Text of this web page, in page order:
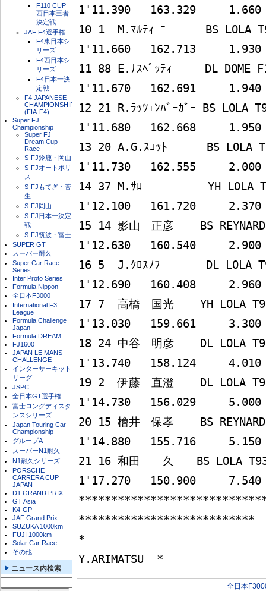
F110 CUP
西日本王者
決定戦
JAF F4選手権
F4東日本シ
リーズ
F4西日本シ
リーズ
F4日本一決
定戦
F4 JAPANESE
CHAMPIONSHIP
(FIA-F4)
Super FJ
Championship
Super FJ
Dream Cup
Race
S-FJ鈴鹿・岡山
S-FJオートポリ
ス
S-FJもてぎ・菅
生
S-FJ岡山
S-FJ日本一決定
戦
S-FJ筑波・富士
SUPER GT
スーパー耐久
Super Car Race
Series
Inter Proto Series
Formula Nippon
全日本F3000
International F3
League
Formula Challenge
Japan
Formula DREAM
FJ1600
JAPAN LE MANS
CHALLENGE
インターサーキット
リーグ
JSPC
全日本GT選手権
富士ロングディスタ
ンスシリーズ
Japan Touring Car
Championship
グループA
スーパーN1耐久
N1耐久シリーズ
PORSCHE
CARRERA CUP
JAPAN
D1 GRAND PRIX
GT Asia
K4-GP
JAF Grand Prix
SUZUKA 1000km
FUJI 1000km
Solar Car Race
その他
ニュース内検索
1'11.390   163.329     1.660
10 1  M.ﾏﾙﾃｨｰﾆ      BS LOLA
1'11.660   162.713     1.930
11 88 E.ﾅｽﾍﾟｯﾃｨ     DL DOME
1'11.670   162.691     1.940
12 21 R.ﾗｯﾂｪﾝﾊﾞｰｶﾞｰ BS LOLA
1'11.680   162.668     1.950
13 20 A.G.ｽｺｯﾄ      BS LOLA
1'11.730   162.555     2.000
14 37 M.ｻﾛ          YH LOLA
1'12.100   161.720     2.370
15 14 影山　正彦    BS
1'12.630   160.540     2.900
16 5  J.ｸﾛｽﾉﾌ       DL LOLA
1'12.690   160.408     2.960
17 7  高橋　国光    YH LOLA
1'13.030   159.661     3.300
18 24 中谷　明彦    DL LOLA
1'13.740   158.124     4.010
19 2  伊藤　直澄    DL LOLA
1'14.730   156.029     5.000
20 15 檜井　保孝    BS
1'14.880   155.716     5.150
21 16 和田　　久　　BS LOLA
1'17.270   150.900     7.540
***************************
*
全日本